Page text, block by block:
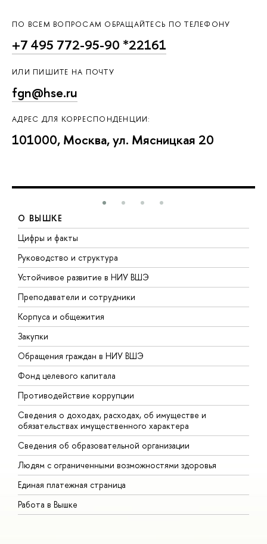
ПО ВСЕМ ВОПРОСАМ ОБРАЩАЙТЕСЬ ПО ТЕЛЕФОНУ
+7 495 772-95-90 *22161
ИЛИ ПИШИТЕ НА ПОЧТУ
fgn@hse.ru
АДРЕС ДЛЯ КОРРЕСПОНДЕНЦИИ:
101000, Москва, ул. Мясницкая 20
О ВЫШКЕ
Цифры и факты
Руководство и структура
Устойчивое развитие в НИУ ВШЭ
Преподаватели и сотрудники
Корпуса и общежития
Закупки
Обращения граждан в НИУ ВШЭ
Фонд целевого капитала
Противодействие коррупции
Сведения о доходах, расходах, об имуществе и
обязательствах имущественного характера
Сведения об образовательной организации
Людям с ограниченными возможностями здоровья
Единая платежная страница
Работа в Вышке